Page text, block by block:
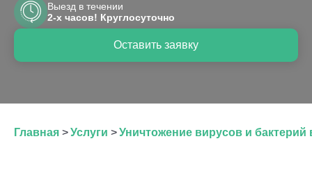
Оставить заявку
Выезд в течении
2-х часов! Круглосуточно
Главная >Услуги >Уничтожение вирусов и бактерий